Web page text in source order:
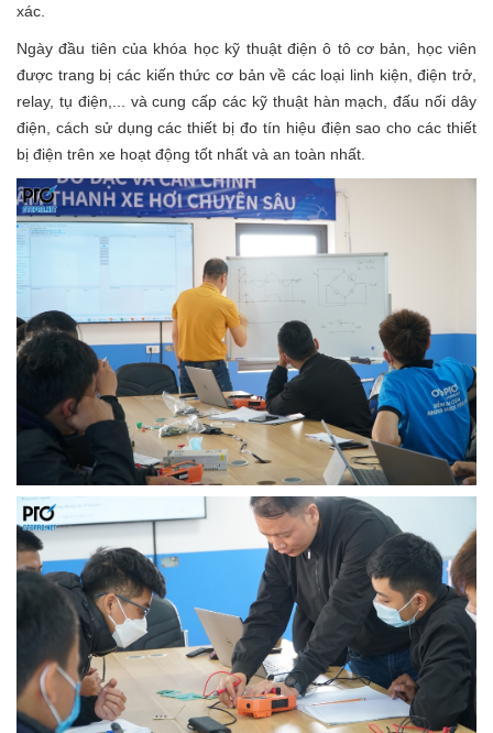
xác.
Ngày đầu tiên của khóa học kỹ thuật điện ô tô cơ bản, học viên
được trang bị các kiến thức cơ bản về các loại linh kiện, điện trở,
relay, tụ điện,... và cung cấp các kỹ thuật hàn mạch, đấu nối dây
điện, cách sử dụng các thiết bị đo tín hiệu điện sao cho các thiết
bị điện trên xe hoạt động tốt nhất và an toàn nhất.